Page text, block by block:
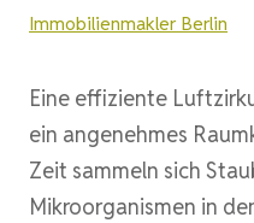
Immobilienmakler Berlin
Eine effiziente
ein angenehmes
Zeit sammeln sich
Mikroorganismen in